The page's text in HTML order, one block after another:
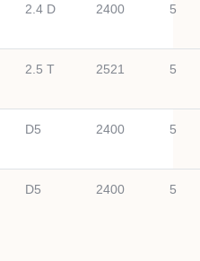
2.4 D 2400 5
2.5 T 2521 5
D5 2400 5
D5 2400 5